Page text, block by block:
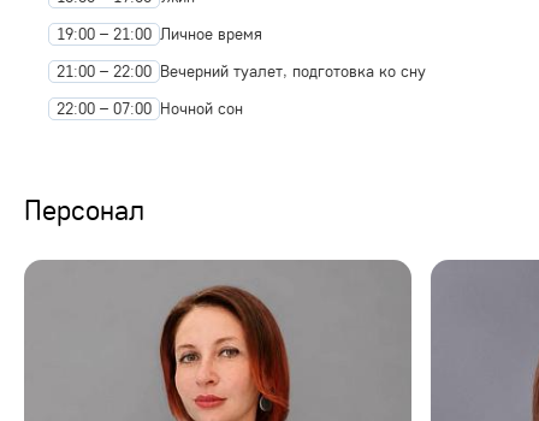
19:00 – 21:00 Личное время
21:00 – 22:00 Вечерний туалет, подготовка ко сну
22:00 – 07:00 Ночной сон
Персонал